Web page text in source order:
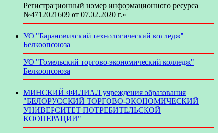
Регистрационный номер информационного ресурса
№4712021609 от 07.02.2020 г.»
УО "Барановичский технологический колледж"
Белкоопсоюза
УО "Гомельский торгово-экономический колледж"
Белкоопсоюза
МИНСКИЙ ФИЛИАЛ учреждения образования
"БЕЛОРУССКИЙ ТОРГОВО-ЭКОНОМИЧЕСКИЙ
УНИВЕРСИТЕТ ПОТРЕБИТЕЛЬСКОЙ
КООПЕРАЦИИ"